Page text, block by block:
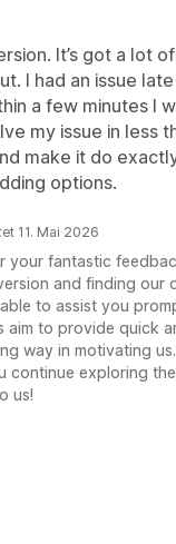
It’s got a lot
I had an issue
a few minutes I
my issue in less
make it do
options.
11. Mai 2026
your fantastic
and finding
to assist you
aim to provide quick
way in motivating
continue exploring
us!